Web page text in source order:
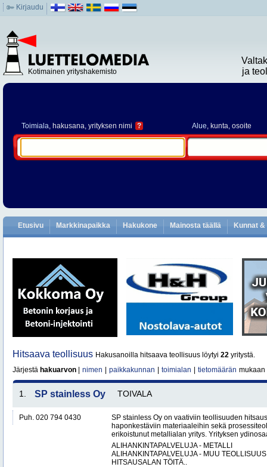
Kirjaudu
Kotimainen yrityshakemisto
ja
Toimiala, hakusana, yrityksen nimi ? Alue, kunta, osoite
Etusivu Markkinapaikka Hakukone Mainosta täällä Kunnat
Hitsaava teollisuus Hakusanoilla hitsaava teollisuus löytyi 22 yritystä.
Järjestä hakuarvon nimen paikkakunnan toimialan tietomäärän mukaan
1. SP stainless Oy TOIVALA
Puh. 020 794 0430
SP stainless Oy on vaativiin teollisuuden
haponkestäviin materiaaleihin sekä
erikoistunut metallialan yritys. Yrityksen
ALIHANKINTAPALVELUJA - METALLI
ALIHANKINTAPALVELUJA - MUU TEOLLISUUS
HITSAUSALAN TÖITÄ..